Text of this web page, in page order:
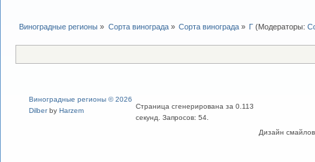
Виноградные регионы » Сорта винограда» Сорта винограда» Г (Модераторы:
Дизайн
Виноградные регионы © 2026
Dilberby Harzem
Страница сгенерирована за 0.113
секунд. Запросов: 54.